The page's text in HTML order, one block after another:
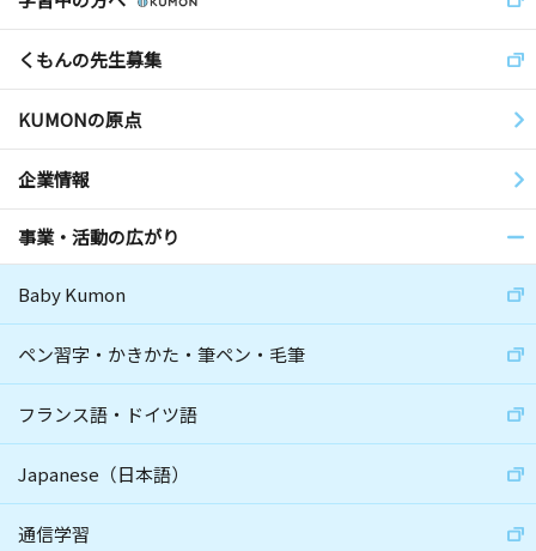
くもんの先生募集
KUMONの原点
企業情報
事業・活動の広がり
Baby Kumon
ペン習字・かきかた・筆ペン・毛筆
フランス語・ドイツ語
Japanese（日本語）
通信学習